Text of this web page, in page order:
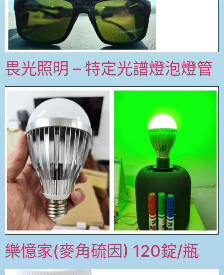
畏光照明 – 特定光譜燈泡燈管
樂憶家(麥角硫因) 120錠/瓶